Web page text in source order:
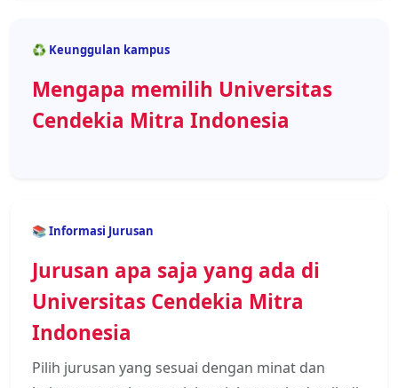
♻️ Keunggulan kampus
Mengapa memilih Universitas
Cendekia Mitra Indonesia
📚 Informasi Jurusan
Jurusan apa saja yang ada di
Universitas Cendekia Mitra
Indonesia
Pilih jurusan yang sesuai dengan minat dan